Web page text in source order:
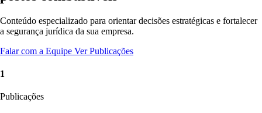
Conteúdo especializado para orientar decisões estratégicas e fortalecer
a segurança jurídica da sua empresa.
Falar com a Equipe Ver Publicações
1
Publicações